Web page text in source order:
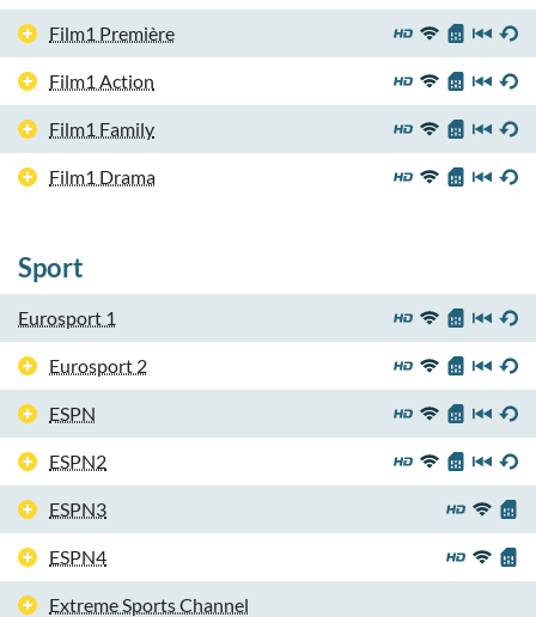
Film1 Première
Film1 Action
Film1 Family
Film1 Drama
Sport
Eurosport 1
Eurosport 2
ESPN
ESPN2
ESPN3
ESPN4
Extreme Sports Channel